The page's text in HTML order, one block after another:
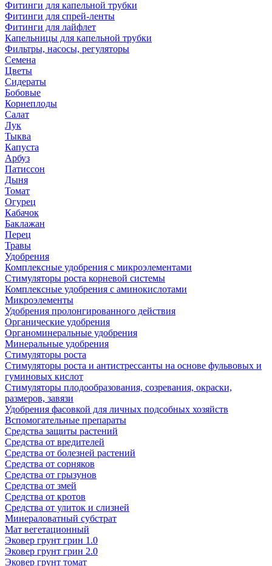
Фитинги для капельной трубки
Фитинги для спрей-ленты
Фитинги для лайфлет
Капельницы для капельной трубки
Фильтры, насосы, регуляторы
Семена
Цветы
Сидераты
Бобовые
Корнеплоды
Салат
Лук
Тыква
Капуста
Арбуз
Патиссон
Дыня
Томат
Огурец
Кабачок
Баклажан
Перец
Травы
Удобрения
Комплексные удобрения с микроэлементами
Стимуляторы роста корневой системы
Комплексные удобрения с аминокислотами
Микроэлементы
Удобрения пролонгированного действия
Органические удобрения
Органоминеральные удобрения
Минеральные удобрения
Стимуляторы роста
Стимуляторы роста и антистрессанты на основе фульвовых и
гуминовых кислот
Стимуляторы плодообразования, созревания, окраски,
размеров, завязи
Удобрения фасовкой для личных подсобных хозяйств
Вспомогательные препараты
Средства защиты растений
Средства от вредителей
Средства от болезней растений
Средства от сорняков
Средства от грызунов
Средства от змей
Средства от кротов
Средства от улиток и слизней
Минераловатный субстрат
Мат вегетационный
Эковер грунт грин 1.0
Эковер грунт грин 2.0
Эковер грунт томат